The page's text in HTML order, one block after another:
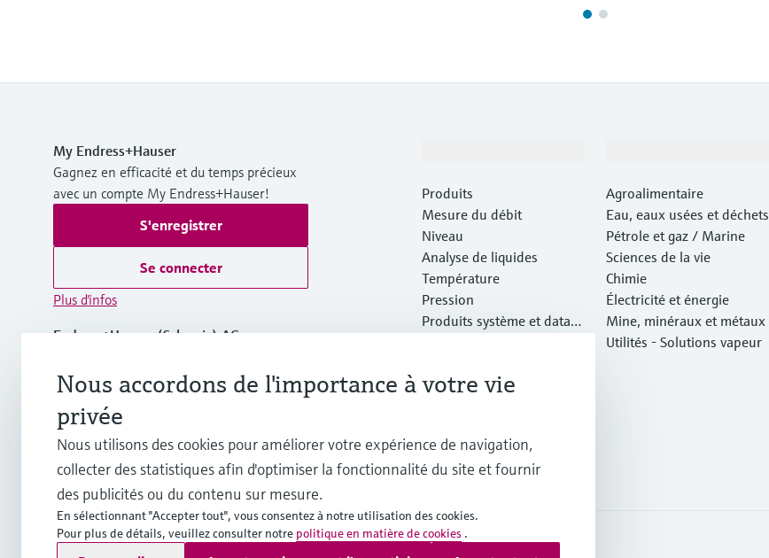
My Endress+Hauser
Gagnez en efficacité et du temps précieux
avec un compte My Endress+Hauser!
S'enregistrer
Se connecter
Plus d'infos
Endress+Hauser (Schweiz) AG
+41 61 715 7575
Produits
Mesure du débit
Niveau
Analyse de liquides
Température
Pression
Produits système et data
Logiciels
Services
Agroalimentaire
Eau, eaux usées et déchets
Pétrole et gaz / Marine
Sciences de la vie
Chimie
Électricité et énergie
Mine, minéraux et métaux
Utilités - Solutions vapeur
Nous accordons de l'importance à votre vie
privée
Nous utilisons des cookies pour améliorer votre expérience de navigation,
collecter des statistiques afin d'optimiser la fonctionnalité du site et fournir
des publicités ou du contenu sur mesure.
En sélectionnant "Accepter tout", vous consentez à notre utilisation des cookies.
Pour plus de détails, veuillez consulter notre politique en matière de cookies .